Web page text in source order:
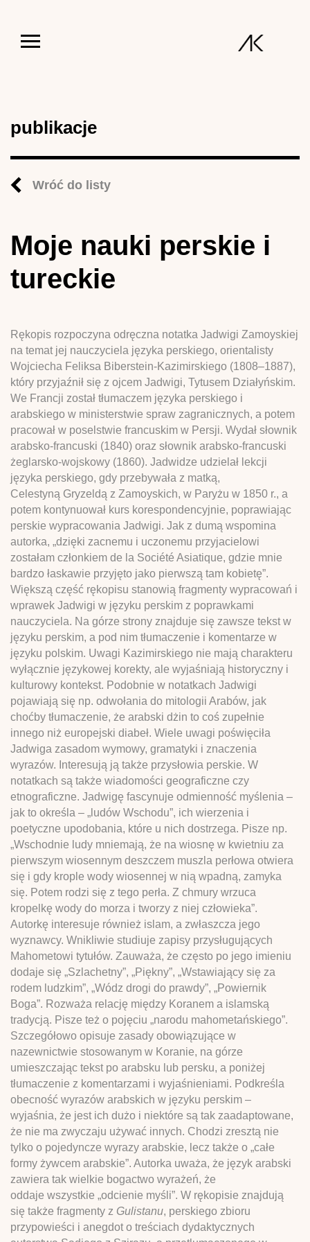
publikacje
Wróć do listy
Moje nauki perskie i
tureckie
Rękopis rozpoczyna odręczna notatka Jadwigi Zamoyskiej
na temat jej nauczyciela języka perskiego, orientalisty
Wojciecha Feliksa Biberstein-Kazimirskiego (1808–1887),
który przyjaźnił się z ojcem Jadwigi, Tytusem Działyńskim.
We Francji został tłumaczem języka perskiego i
arabskiego w ministerstwie spraw zagranicznych, a potem
pracował w poselstwie francuskim w Persji. Wydał słownik
arabsko-francuski (1840) oraz słownik arabsko-francuski
żeglarsko-wojskowy (1860). Jadwidze udzielał lekcji
języka perskiego, gdy przebywała z matką,
Celestyną Gryzeldą z Zamoyskich, w Paryżu w 1850 r., a
potem kontynuował kurs korespondencyjnie, poprawiając
perskie wypracowania Jadwigi. Jak z dumą wspomina
autorka, „dzięki zacnemu i uczonemu przyjacielowi
zostałam członkiem de la Société Asiatique, gdzie mnie
bardzo łaskawie przyjęto jako pierwszą tam kobietę”.
Większą część rękopisu stanowią fragmenty wypracowań i
wprawek Jadwigi w języku perskim z poprawkami
nauczyciela. Na górze strony znajduje się zawsze tekst w
języku perskim, a pod nim tłumaczenie i komentarze w
języku polskim. Uwagi Kazimirskiego nie mają charakteru
wyłącznie językowej korekty, ale wyjaśniają historyczny i
kulturowy kontekst. Podobnie w notatkach Jadwigi
pojawiają się np. odwołania do mitologii Arabów, jak
choćby tłumaczenie, że arabski dżin to coś zupełnie
innego niż europejski diabeł. Wiele uwagi poświęciła
Jadwiga zasadom wymowy, gramatyki i znaczenia
wyrazów. Interesują ją także przysłowia perskie. W
notatkach są także wiadomości geograficzne czy
etnograficzne. Jadwigę fascynuje odmienność myślenia –
jak to określa – „ludów Wschodu”, ich wierzenia i
poetyczne upodobania, które u nich dostrzega. Pisze np.
„Wschodnie ludy mniemają, że na wiosnę w kwietniu za
pierwszym wiosennym deszczem muszla perłowa otwiera
się i gdy krople wody wiosennej w nią wpadną, zamyka
się. Potem rodzi się z tego perła. Z chmury wrzuca
kropelkę wody do morza i tworzy z niej człowieka”.
Autorkę interesuje również islam, a zwłaszcza jego
wyznawcy. Wnikliwie studiuje zapisy przysługujących
Mahometowi tytułów. Zauważa, że często po jego imieniu
dodaje się „Szlachetny”, „Piękny”, „Wstawiający się za
rodem ludzkim”, „Wódz drogi do prawdy”, „Powiernik
Boga”. Rozważa relację między Koranem a islamską
tradycją. Pisze też o pojęciu „narodu mahometańskiego”.
Szczegółowo opisuje zasady obowiązujące w
nazewnictwie stosowanym w Koranie, na górze
umieszczając tekst po arabsku lub persku, a poniżej
tłumaczenie z komentarzami i wyjaśnieniami. Podkreśla
obecność wyrazów arabskich w języku perskim –
wyjaśnia, że jest ich dużo i niektóre są tak zaadaptowane,
że nie ma zwyczaju używać innych. Chodzi zresztą nie
tylko o pojedyncze wyrazy arabskie, lecz także o „całe
formy żywcem arabskie”. Autorka uważa, że język arabski
zawiera tak wielkie bogactwo wyrażeń, że
oddaje wszystkie „odcienie myśli”. W rękopisie znajdują
się także fragmenty z Gulistanu, perskiego zbioru
przypowieści i anegdot o treściach dydaktycznych